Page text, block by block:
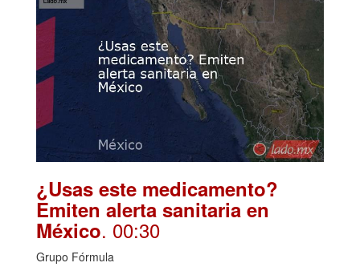
¿Usas este medicamento?
Emiten alerta sanitaria en
México. 00:30
Grupo Fórmula